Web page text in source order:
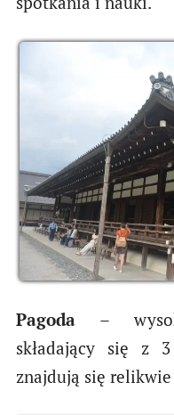
Pagoda– wysoki
składający się z
znajdują się